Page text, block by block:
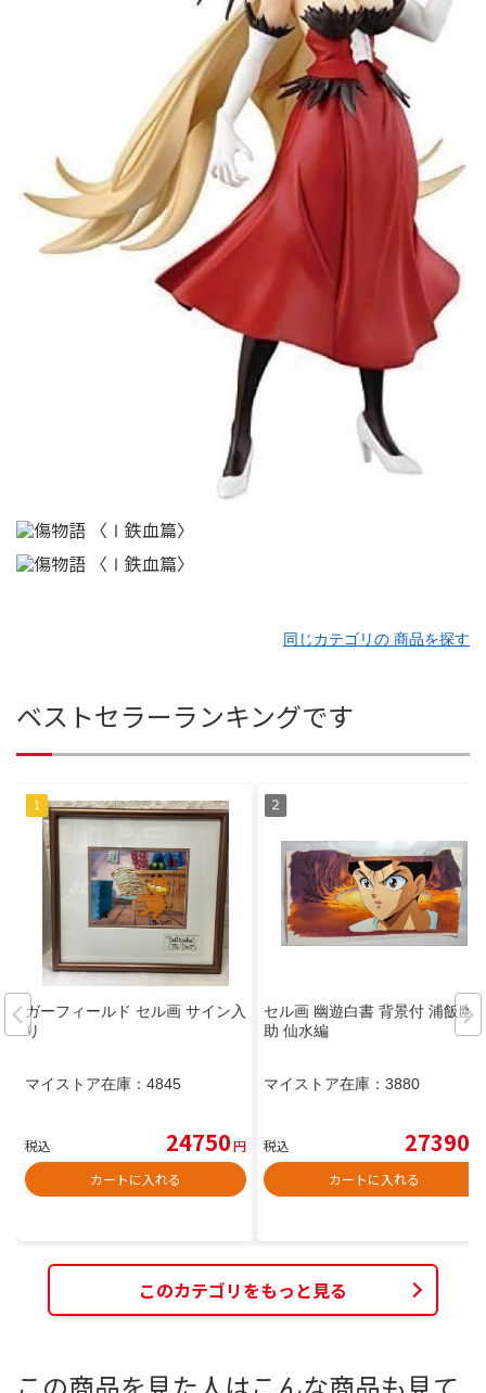
同じカテゴリの 商品を探す
ベストセラーランキングです
ガーフィールド セル画 サイン入
り
マイストア在庫： 4845
税込 24750円
カートに入れる
セル画 幽遊白書 背景付 浦飯幽
助 仙水編
マイストア在庫： 3880
税込 27390
カートに入れる
このカテゴリをもっと見る